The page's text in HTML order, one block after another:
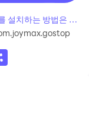
설치하는 방법은 어